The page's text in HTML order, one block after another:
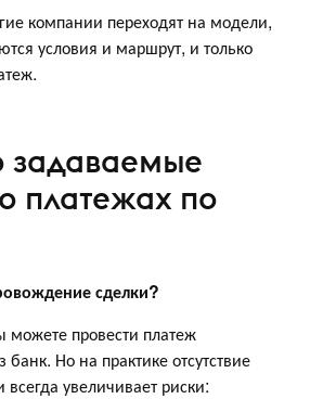
компании переходят на модели,
условия и маршрут, и только
задаваемые
платежах по
сделки?
провести платеж
банк. Но на практике отсутствие
увеличивает риски: